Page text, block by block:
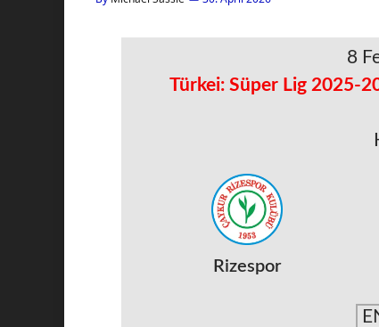
8
Türkei: Süper Lig 2025-
Rizespor